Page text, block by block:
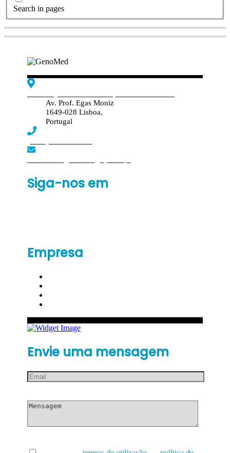
Search in pages
Av. Prof. Egas Moniz
1649-028 Lisboa,
Portugal
Siga-nos em
Empresa
Envie uma mensagem